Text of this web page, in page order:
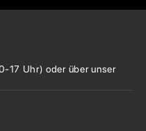
17 Uhr) oder überunser